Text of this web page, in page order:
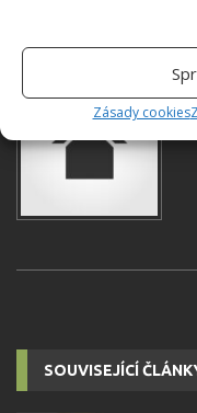
Zásady cookies
SOUVISEJÍCÍ